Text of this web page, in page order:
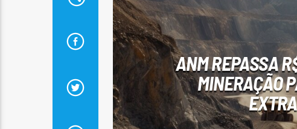
ANM REPASSA
MINERAÇÃO